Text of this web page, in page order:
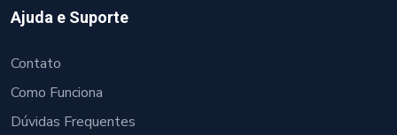
Ajuda e Suporte
Contato
Como Funciona
Dúvidas Frequentes